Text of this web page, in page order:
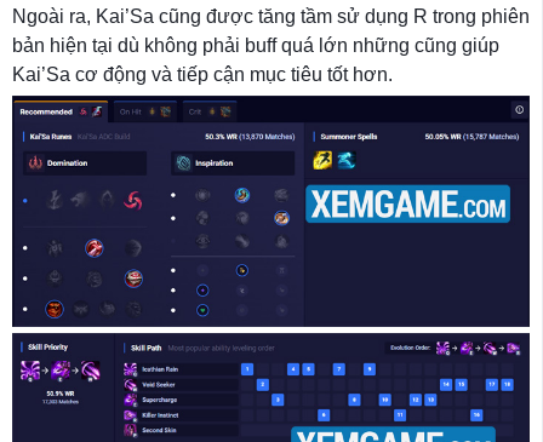
Ngoài ra, Kai’Sa cũng được tăng tầm sử dụng R trong phiên
bản hiện tại dù không phải buff quá lớn những cũng giúp
Kai’Sa cơ động và tiếp cận mục tiêu tốt hơn.